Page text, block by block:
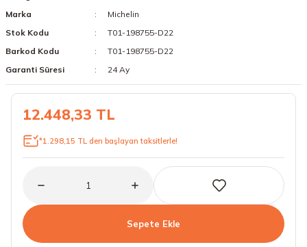
19 Lastikler
20 Lastikler
Marka
Michelin
Stok Kodu
T01-198755-D22
Barkod Kodu
T01-198755-D22
Garanti Süresi
24 Ay
12.448,33 TL
*1.298,15 TL den başlayan taksitlerle!
Sepete Ekle